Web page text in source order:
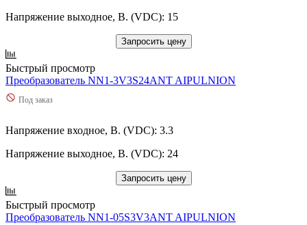
Напряжение выходное, В. (VDC): 15
Запросить цену
Быстрый просмотр
Преобразователь NN1-3V3S24ANT AIPULNION
Под заказ
Напряжение входное, В. (VDC): 3.3
Напряжение выходное, В. (VDC): 24
Запросить цену
Быстрый просмотр
Преобразователь NN1-05S3V3ANT AIPULNION